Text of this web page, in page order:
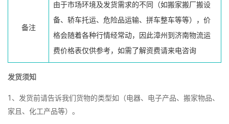
备注
由于市场环境及发货需求的不同（如搬家搬厂搬设
备、轿车托运、危险品运输、拼车整车等等），价
格会随着各种行情经常动，因此漳州到济南物流运
费价格表仅供参考，如需了解资费请来电咨询
发货须知
1、发货前请告诉我们货物的类型如（电器、电子产品、搬家物品、
家且、化工产品等）。